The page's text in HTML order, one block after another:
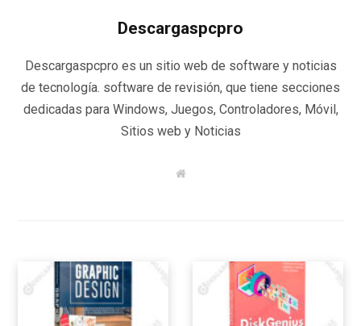
Descargaspcpro
Descargaspcpro es un sitio web de software y noticias
de tecnología. software de revisión, que tiene secciones
dedicadas para Windows, Juegos, Controladores, Móvil,
Sitios web y Noticias
W